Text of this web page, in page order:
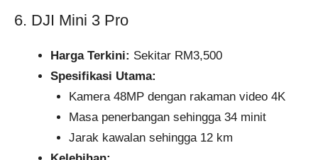
6. DJI Mini 3 Pro
Harga Terkini: Sekitar RM3,500
Spesifikasi Utama:
Kamera 48MP dengan rakaman video 4K
Masa penerbangan sehingga 34 minit
Jarak kawalan sehingga 12 km